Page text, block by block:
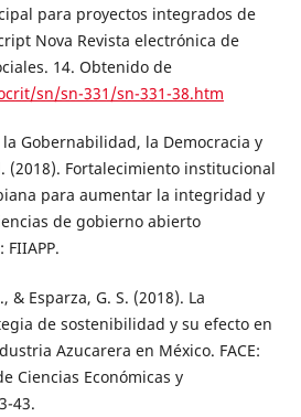
para proyectos integrados de
Nova Revista electrónica de
14. Obtenido de
sn/sn-331/sn-331-38.htm
Gobernabilidad, la Democracia y
(2018). Fortalecimiento institucional
para aumentar la integridad y
de gobierno abierto
& Esparza, G. S. (2018). La
de sostenibilidad y su efecto en
Azucarera en México. FACE:
Ciencias Económicas y
43.